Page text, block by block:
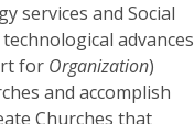
services and Social
advances
for Organization)
and accomplish
Churches that